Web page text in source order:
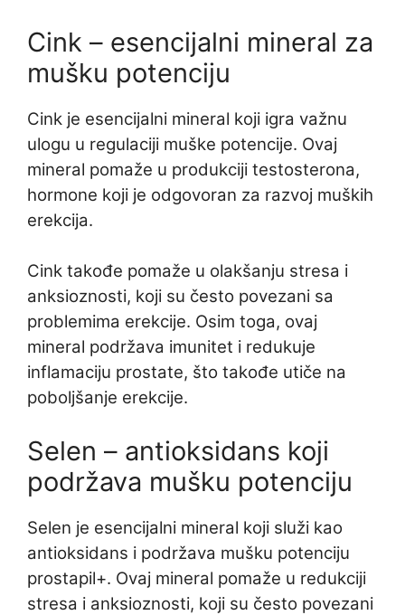
Cink – esencijalni mineral za
mušku potenciju
Cink je esencijalni mineral koji igra važnu
ulogu u regulaciji muške potencije. Ovaj
mineral pomaže u produkciji testosterona,
hormone koji je odgovoran za razvoj muških
erekcija.
Cink takođe pomaže u olakšanju stresa i
anksioznosti, koji su često povezani sa
problemima erekcije. Osim toga, ovaj
mineral podržava imunitet i redukuje
inflamaciju prostate, što takođe utiče na
poboljšanje erekcije.
Selen – antioksidans koji
podržava mušku potenciju
Selen je esencijalni mineral koji služi kao
antioksidans i podržava mušku potenciju
prostapil+. Ovaj mineral pomaže u redukciji
stresa i anksioznosti, koji su često povezani